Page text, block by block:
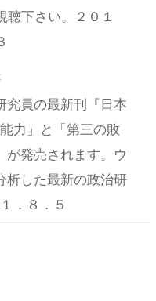
聴下さい。２０１
究員の最新刊『日本
力」と「第三の敗
発売されます。ウ
析した最新の政治研
．８．５